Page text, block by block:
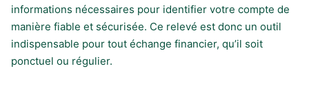
informations nécessaires pour identifier votre compte de
manière fiable et sécurisée. Ce relevé est donc un outil
indispensable pour tout échange financier, qu’il soit
ponctuel ou régulier.